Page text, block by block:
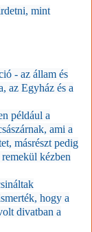
mint
- az állam és
az Egyház és a
például a
ami a
másrészt pedig
kézben
hogy a
divatban a